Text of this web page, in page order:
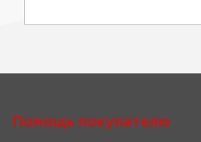
Помощь покупателю